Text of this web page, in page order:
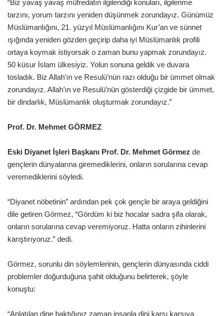
“Biz yavaş yavaş müfredatın ilgilendiği konuları, ilgilenme
tarzını, yorum tarzını yeniden düşünmek zorundayız. Günümüz
Müslümanlığını, 21. yüzyıl Müslümanlığını Kur’an ve sünnet
ışığında yeniden gözden geçirip daha iyi Müslümanlık profili
ortaya koymak istiyorsak o zaman bunu yapmak zorundayız.
50 küsur İslam ülkesiyiz. Yolun sonuna geldik ve duvara
tosladık. Biz Allah’ın ve Resulü’nün razı olduğu bir ümmet olmak
zorundayız. Allah’ın ve Resulü’nün gösterdiği çizgide bir ümmet,
bir dindarlık, Müslümanlık oluşturmak zorundayız.”
Prof. Dr. Mehmet GÖRMEZ
Eski Diyanet İşleri Başkanı Prof. Dr. Mehmet Görmez de
gençlerin dünyalarına giremediklerini, onların sorularına cevap
veremediklerini söyledi.
“Diyanet nöbetinin” ardından pek çok gençle bir araya geldiğini
dile getiren Görmez, “Gördüm ki biz hocalar sadra şifa olarak,
onların sorularına cevap veremiyoruz. Hatta onların zihinlerini
karıştırıyoruz.” dedi.
Görmez, sorunlu din söylemlerinin, gençlerin dünyasında ciddi
problemler doğurduğuna şahit olduğunu belirterek, şöyle
konuştu:
“Anlatılan dine baktığınız zaman insanla dini karşı karşıya